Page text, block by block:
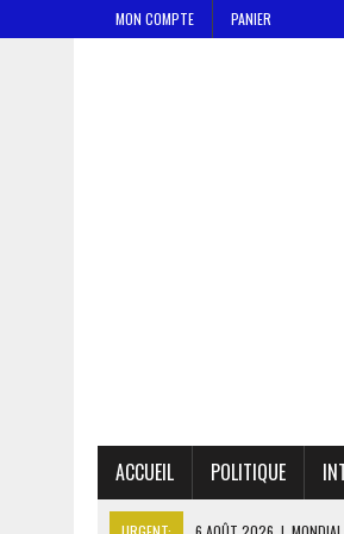
MON COMPTE PANIER
ACCUEIL POLITIQUE